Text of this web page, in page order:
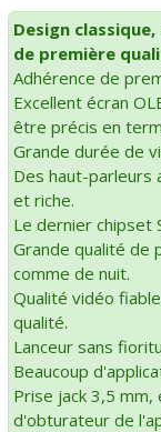
Design
de première
Adhérence de
Excellent écran
être précis en
Grande durée de
Des haut-parleurs
et riche.
Le dernier chipset
Grande qualité de
comme de nuit.
Qualité vidéo
qualité.
Lanceur sans
Beaucoup
Prise jack 3,5
d'obturateur de